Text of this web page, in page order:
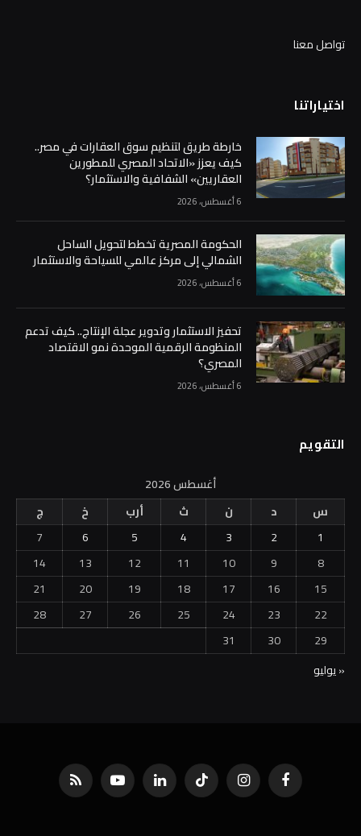
تواصل معنا
اختياراتنا
خارطة طريق لتنظيم سوق العقارات في مصر..
كيف يعزز «الاتحاد المصري للمطورين
العقاريين» الشفافية والاستثمار؟
6 أغسطس، 2026
الحكومة المصرية تخطط لتحويل الساحل
الشمالي إلى مركز عالمي للسياحة والاستثمار
6 أغسطس، 2026
تحفيز الاستثمار وتدوير عجلة الإنتاج.. كيف تدعم
المنظومة الرقمية الموحدة نمو الاقتصاد
المصري؟
6 أغسطس، 2026
التقويم
أغسطس 2026
س
د ن ث أرب خ
ج
1
2
3
4
5
6
7
8
9
10
11
12
13
14
15
16
17
18
19
20
21
22
23
24
25
26
27
28
29
30
31
« يوليو
فيسبوك الانستغرامتيكتوك لينكدإن يوتيوب RSS